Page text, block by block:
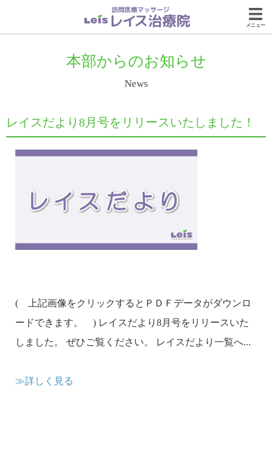
メニュー
本部からのお知らせ
News
レイスだより8月号をリリースいたしました！
( 上記画像をクリックするとＰＤＦデータがダウンロ
ードできます。 ) レイスだより8月号をリリースいた
しました。 ぜひご覧ください。 レイスだより一覧へ...
≫詳しく見る